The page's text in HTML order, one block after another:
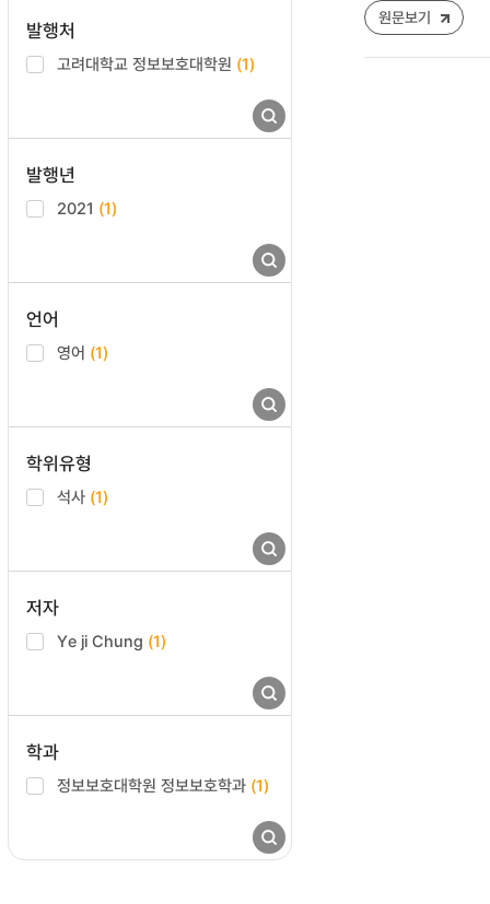
발행처
고려대학교 정보보호대학원 (1)
발행년
2021 (1)
언어
영어 (1)
학위유형
석사 (1)
저자
Ye ji Chung (1)
학과
정보보호대학원 정보보호학과 (1)
원문보기